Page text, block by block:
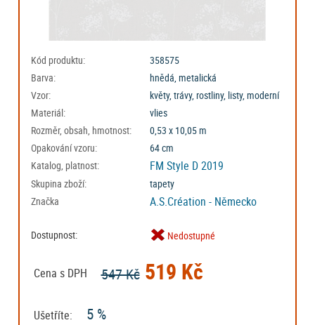
Kód produktu:
358575
Barva:
hnědá, metalická
Vzor:
květy, trávy, rostliny, listy, moderní
Materiál:
vlies
Rozměr, obsah, hmotnost:
0,53 x 10,05 m
Opakování vzoru:
64 cm
Katalog, platnost:
FM Style D 2019
Skupina zboží:
tapety
Značka
A.S.Création - Německo
Dostupnost: Nedostupné
Cena s DPH 547 Kč519 Kč
Ušetříte: 5 %